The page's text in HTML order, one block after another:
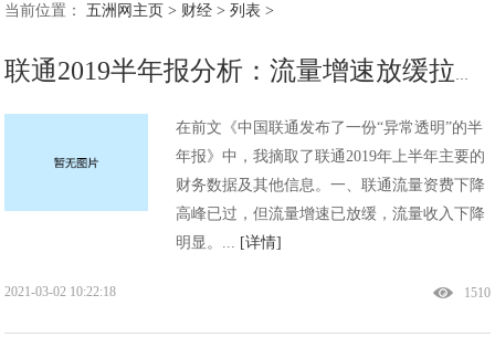
当前位置： 五洲网主页 > 财经 > 列表 >
联通2019半年报分析：流量增速放缓拉低收入，产业互联网仍不给力!
在前文《中国联通发布了一份“异常透明”的半
年报》中，我摘取了联通2019年上半年主要的
财务数据及其他信息。一、联通流量资费下降
高峰已过，但流量增速已放缓，流量收入下降
明显。... [详情]
1510
2021-03-02 10:22:18